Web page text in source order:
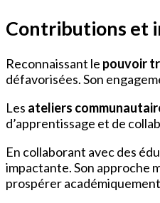
Contributions et
Reconnaissant le pouvoir
défavorisées. Son
Les ateliers
d’apprentissage et de
En collaborant avec des
impactante. Son approche
prospérer